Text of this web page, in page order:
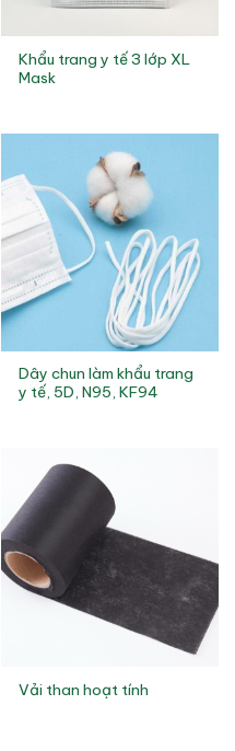
Khẩu trang y tế 3 lớp XL
Mask
Dây chun làm khẩu trang
y tế, 5D, N95, KF94
Vải than hoạt tính